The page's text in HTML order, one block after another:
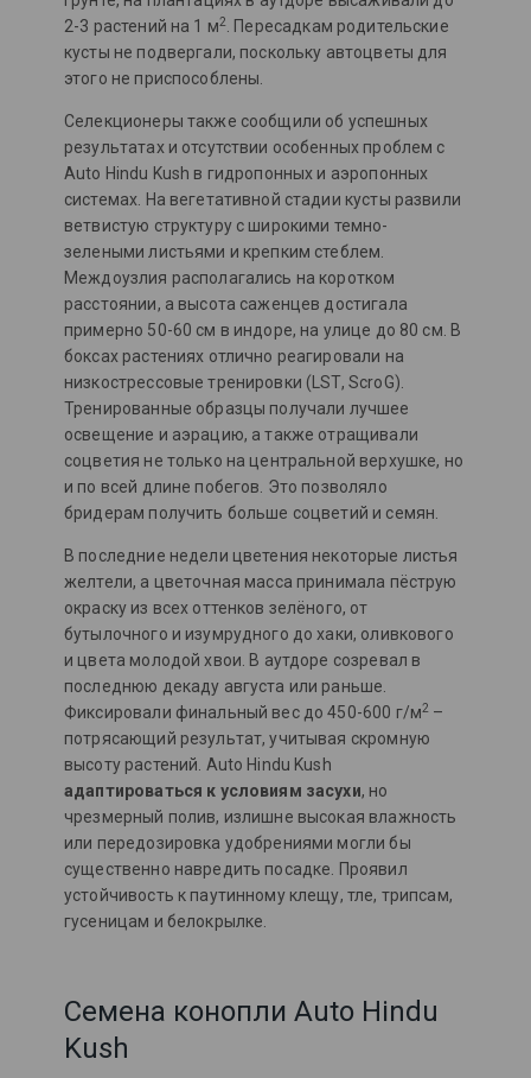
2-3 растений на 1 м2
. Пересадкам родительские
кусты не подвергали, поскольку автоцветы для
этого не приспособлены.
Селекционеры также сообщили об успешных
результатах и отсутствии особенных проблем с
Auto Hindu Kush в гидропонных и аэропонных
системах. На вегетативной стадии кусты развили
ветвистую структуру с широкими темно-
зелеными листьями и крепким стеблем.
Междоузлия располагались на коротком
расстоянии, а высота саженцев достигала
примерно 50-60 см в индоре, на улице до 80 см. В
боксах растениях отлично реагировали на
низкострессовые тренировки (LST, ScroG).
Тренированные образцы получали лучшее
освещение и аэрацию, а также отращивали
соцветия не только на центральной верхушке, но
и по всей длине побегов. Это позволяло
бридерам получить больше соцветий и семян.
В последние недели цветения некоторые листья
желтели, а цветочная масса принимала пёструю
окраску из всех оттенков зелёного, от
бутылочного и изумрудного до хаки, оливкового
и цвета молодой хвои. В аутдоре созревал в
последнюю декаду августа или раньше.
Фиксировали финальный вес до 450-600 г/м2 –
потрясающий результат, учитывая скромную
высоту растений. Auto Hindu Kush
адаптироваться к условиям засухи, но
чрезмерный полив, излишне высокая влажность
или передозировка удобрениями могли бы
существенно навредить посадке. Проявил
устойчивость к паутинному клещу, тле, трипсам,
гусеницам и белокрылке.
Семена конопли Auto Hindu
Kush